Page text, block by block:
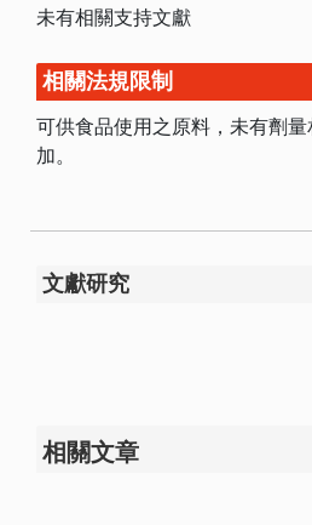
未有相關支持文獻
相關法規限制
可供食品使用之原料，未有劑
加。
文獻研究
相關文章